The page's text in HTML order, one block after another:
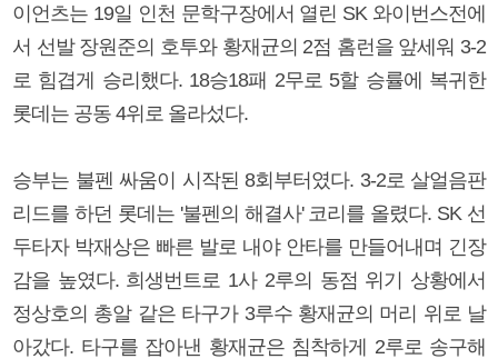
이언츠는 19일 인천 문학구장에서 열린 SK 와이번스전에
서 선발 장원준의 호투와 황재균의 2점 홈런을 앞세워 3-2
로 힘겹게 승리했다. 18승18패 2무로 5할 승률에 복귀한
롯데는 공동 4위로 올라섰다.
승부는 불펜 싸움이 시작된 8회부터였다. 3-2로 살얼음판
리드를 하던 롯데는 '불펜의 해결사' 코리를 올렸다. SK 선
두타자 박재상은 빠른 발로 내야 안타를 만들어내며 긴장
감을 높였다. 희생번트로 1사 2루의 동점 위기 상황에서
정상호의 총알 같은 타구가 3루수 황재균의 머리 위로 날
아갔다. 타구를 잡아낸 황재균은 침착하게 2루로 송구해